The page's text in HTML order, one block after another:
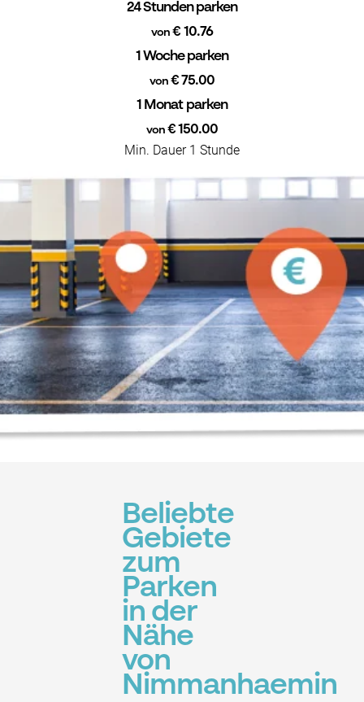
24 Stunden parken
von € 10.76
1 Woche parken
von€ 75.00
1 Monat parken
von€ 150.00
Min. Dauer 1 Stunde
Beliebte
Gebiete
zum
Parken
in der
Nähe
von
Nimmanhaemin